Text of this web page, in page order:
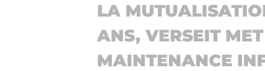
LA
ANS, VERSEIT
MAINTENANCE